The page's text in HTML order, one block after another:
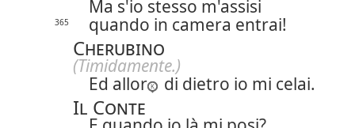
Ma s'io stesso m'assisi
365 quando in camera entrai!
Cherubino
(Timidamente.)
Ed allor
di dietro io mi celai.
Il Conte